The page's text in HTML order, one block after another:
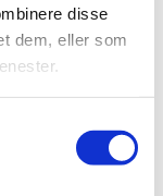
disse
dem, eller som